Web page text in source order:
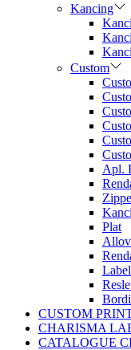
Kancing
Custom
Apl.
Plat
Label
CUSTOM
CHARISMA
CATALOGUE